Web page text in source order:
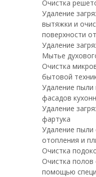
Очистка
Удаление
вытяжки и
поверхности
Удаление
Мытье
Очистка
бытовой
Удаление
фасадов
Удаление
фартука
Удаление пыли
отопления и
Очистка
Очистка
помощью